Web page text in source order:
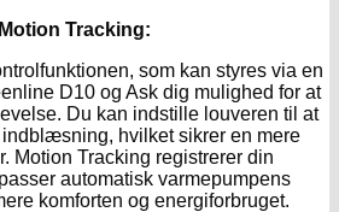
Tracking:
som kan styres via en
D10 og Ask dig mulighed for at
Du kan indstille louveren til at
hvilket sikrer en mere
Motion Tracking registrerer din
automatisk varmepumpens
komforten og energiforbruget.